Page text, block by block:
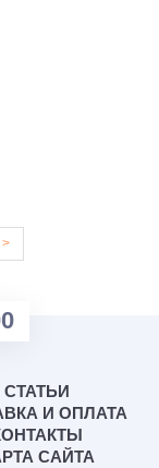
>
СТАТЬИ
И ОПЛАТА
САЙТА